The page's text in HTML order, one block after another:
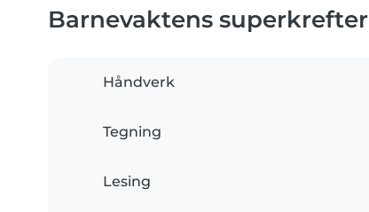
Barnevaktens superkrefter
Håndverk
Tegning
Lesing